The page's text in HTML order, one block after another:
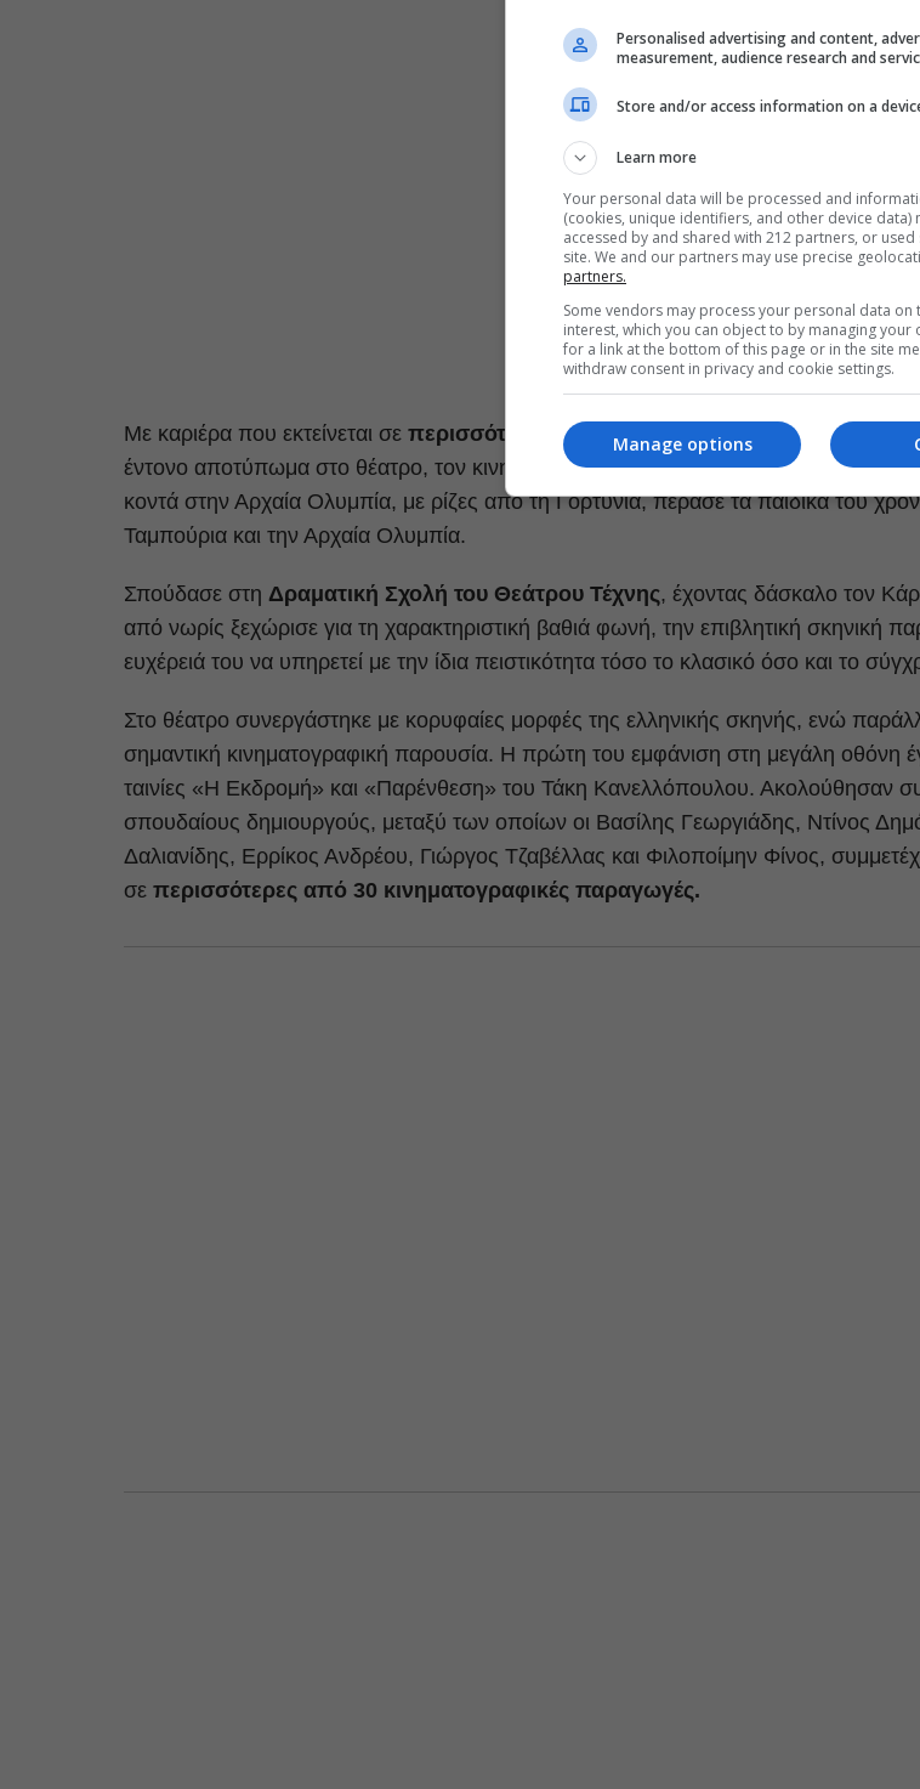
Με καριέρα που εκτείνεται σε περισσότερα από εξήντα χρόνια
, ο Άγγελος
έντονο αποτύπωμα στο θέατρο, τον κινηματογράφο και την τηλεόραση.
κοντά στην Αρχαία Ολυμπία, με ρίζες από τη Γορτυνία, πέρασε τα παιδικά του
Ταμπούρια και την Αρχαία Ολυμπία.
Σπούδασε στη Δραματική Σχολή του Θεάτρου Τέχνης, έχοντας δάσκαλο τον
από νωρίς ξεχώρισε για τη χαρακτηριστική βαθιά φωνή, την επιβλητική σκηνική
ευχέρειά του να υπηρετεί με την ίδια πειστικότητα τόσο το κλασικό όσο και το
Στο θέατρο συνεργάστηκε με κορυφαίες μορφές της ελληνικής σκηνής, ενώ
σημαντική κινηματογραφική παρουσία. Η πρώτη του εμφάνιση στη μεγάλη οθόνη
ταινίες «Η Εκδρομή» και «Παρένθεση» του Τάκη Κανελλόπουλου. Ακολούθησαν
σπουδαίους δημιουργούς, μεταξύ των οποίων οι Βασίλης Γεωργιάδης, Ντίνος
Δαλιανίδης, Ερρίκος Ανδρέου, Γιώργος Τζαβέλλας και Φιλοποίμην Φίνος,
σε περισσότερες από 30 κινηματογραφικές παραγωγές.
Personalised advertising and content,
measurement, audience research and
Store and/or access information on a
Learn more
Your personal data will be processed and
(cookies, unique identifiers, and other device data)
accessed by and shared with 212 partners, or
site. We and our partners may use precise
partners.
Some vendors may process your personal data on
interest, which you can object to by managing
for a link at the bottom of this page or in the site
withdraw consent in privacy and cookie settings.
Manage options